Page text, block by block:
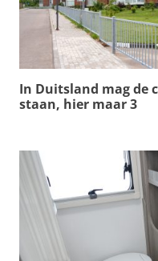
In Duitsland mag de
staan, hier maar 3